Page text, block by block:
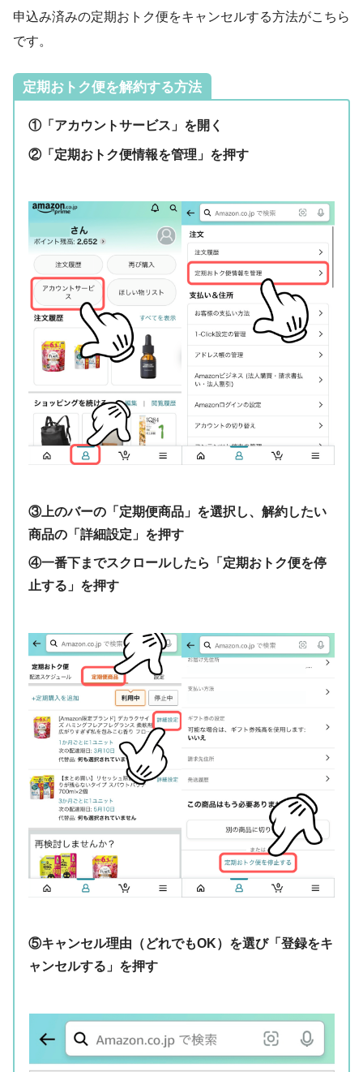
申込み済みの定期おトク便をキャンセルする方法がこちら
です。
定期おトク便を解約する方法
①「アカウントサービス」を開く
②「定期おトク便情報を管理」を押す
③上のバーの「定期便商品」を選択し、解約したい
商品の「詳細設定」を押す
④一番下までスクロールしたら「定期おトク便を停
止する」を押す
⑤キャンセル理由（どれでもOK）を選び「登録をキ
ャンセルする」を押す